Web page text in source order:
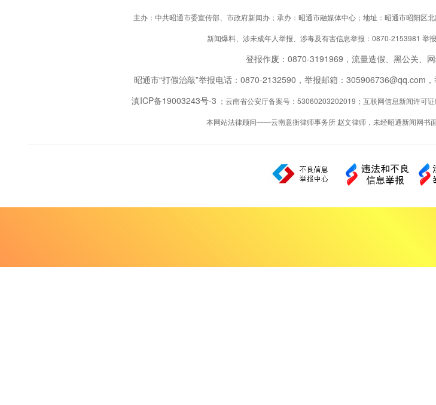
主办：中共昭通市委宣传部、市政府新闻办；承办：昭通市融媒体中心；地址：昭通市昭阳
新闻爆料、涉未成年人举报、涉毒及有害信息举报：0870-2153981 举
登报作废：0870-3191969，流量造假、黑公关、
昭通市“打假治敲”举报电话：0870-2132590，举报邮箱：305906736@qq.com
滇ICP备19003243号-3 ；云南省公安厅备案号：53060203202019；互联网信息新闻许可
本网站法律顾问——云南意衡律师事务所 赵文律师，未经昭通新闻网书